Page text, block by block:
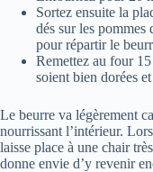
Sortez ensuite la
dés sur les pommes
pour répartir le
Remettez au four
soient bien dorées
Le beurre va légèrement
nourrissant l’intérieur.
laisse place à une chair
donne envie d’y revenir